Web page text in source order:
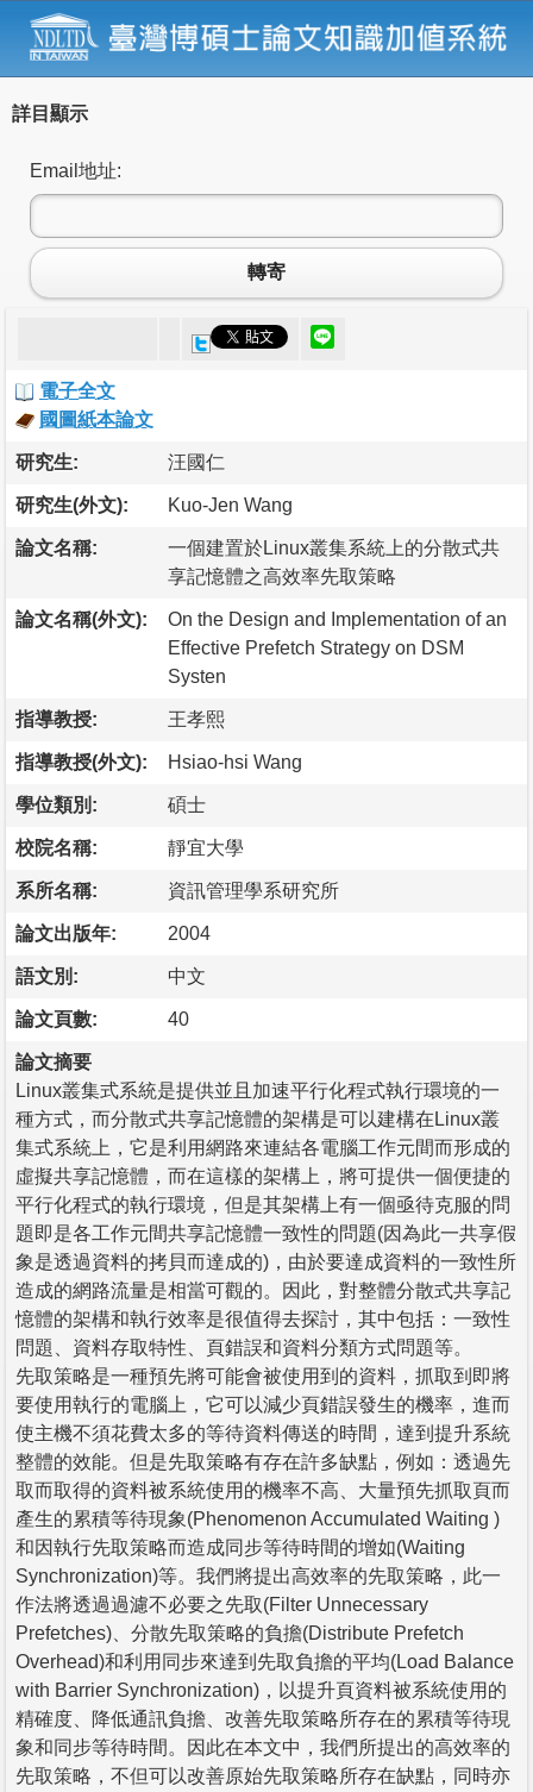
詳目顯示
Email地址:
轉寄
電子全文
國圖紙本論文
研究生: 汪國仁
研究生(外文): Kuo-Jen Wang
論文名稱:
一個建置於Linux叢集系統上的分散式共
享記憶體之高效率先取策略
論文名稱(外文):
On the Design and Implementation of an
Effective Prefetch Strategy on DSM
Systen
指導教授: 王孝熙
指導教授(外文): Hsiao-hsi Wang
學位類別: 碩士
校院名稱: 靜宜大學
系所名稱: 資訊管理學系研究所
論文出版年: 2004
語文別: 中文
論文頁數: 40
論文摘要
Linux叢集式系統是提供並且加速平行化程式執行環境的一
種方式，而分散式共享記憶體的架構是可以建構在Linux叢
集式系統上，它是利用網路來連結各電腦工作元間而形成的
虛擬共享記憶體，而在這樣的架構上，將可提供一個便捷的
平行化程式的執行環境，但是其架構上有一個亟待克服的問
題即是各工作元間共享記憶體一致性的問題(因為此一共享假
象是透過資料的拷貝而達成的)，由於要達成資料的一致性所
造成的網路流量是相當可觀的。因此，對整體分散式共享記
憶體的架構和執行效率是很值得去探討，其中包括：一致性
問題、資料存取特性、頁錯誤和資料分類方式問題等。
先取策略是一種預先將可能會被使用到的資料，抓取到即將
要使用執行的電腦上，它可以減少頁錯誤發生的機率，進而
使主機不須花費太多的等待資料傳送的時間，達到提升系統
整體的效能。但是先取策略有存在許多缺點，例如：透過先
取而取得的資料被系統使用的機率不高、大量預先抓取頁而
產生的累積等待現象(Phenomenon Accumulated Waiting )
和因執行先取策略而造成同步等待時間的增如(Waiting
Synchronization)等。我們將提出高效率的先取策略，此一
作法將透過過濾不必要之先取(Filter Unnecessary
Prefetches)、分散先取策略的負擔(Distribute Prefetch
Overhead)和利用同步來達到先取負擔的平均(Load Balance
with Barrier Synchronization)，以提升頁資料被系統使用的
精確度、降低通訊負擔、改善先取策略所存在的累積等待現
象和同步等待時間。因此在本文中，我們所提出的高效率的
先取策略，不但可以改善原始先取策略所存在缺點，同時亦